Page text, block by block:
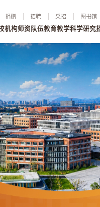
捐赠 招聘 采招 图书馆
机构师资队伍教育教学科学研究